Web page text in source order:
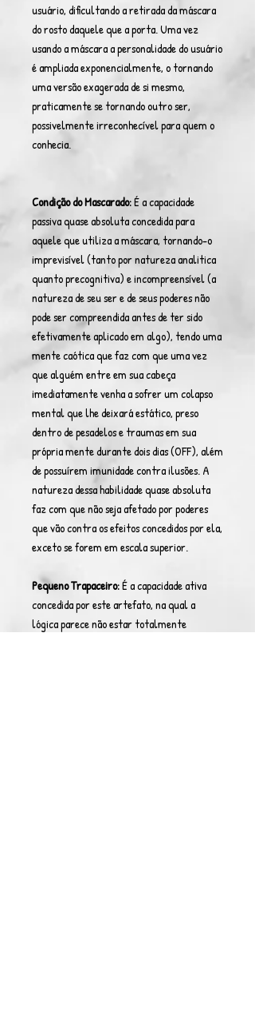
usuário, dificultando a retirada da máscara
do rosto daquele que a porta. Uma vez
usando a máscara a personalidade do usuário
é ampliada exponencialmente, o tornando
uma versão exagerada de si mesmo,
praticamente se tornando outro ser,
possivelmente irreconhecível para quem o
conhecia.
Condição do Mascarado:É a capacidade
passiva quase absoluta concedida para
aquele que utiliza a máscara, tornando-o
imprevisível (tanto por natureza analitica
quanto precognitiva) e incompreensível (a
natureza de seu ser e de seus poderes não
pode ser compreendida antes de ter sido
efetivamente aplicado em algo), tendo uma
mente caótica que faz com que uma vez
que alguém entre em sua cabeça
imediatamente venha a sofrer um colapso
mental que lhe deixará estático, preso
dentro de pesadelos e traumas em sua
própria mente durante dois dias (OFF), além
de possuírem imunidade contra ilusões. A
natureza dessa habilidade quase absoluta
faz com que não seja afetado por poderes
que vão contra os efeitos concedidos por ela,
exceto se forem em escala superior.
Pequeno Trapaceiro:É a capacidade ativa
concedida por este artefato, na qual a
lógica parece não estar totalmente